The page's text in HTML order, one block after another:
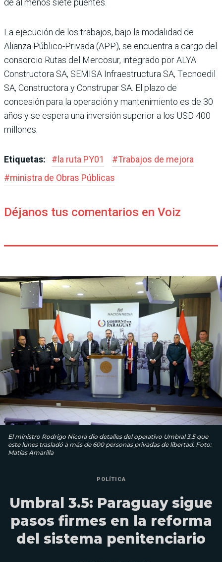
de al menos siete puentes.
La ejecución de los trabajos, bajo la modalidad de
Alianza Público-Privada (APP), se encuentra a cargo del
consor­cio Rutas del Mercosur, inte­grado por ALYA
Constructora SA, SEMISA Infraestructura SA, Tecnoedil
SA, Construc­tora y Construpar SA. El plazo de
concesión para la opera­ción y mantenimiento es de 30
años y se espera una inver­sión superior a los USD 400
millones.
Etiquetas: # la ruta PY01 #Trabajos de mejora
#ministra de Obras Públicas
Déjanos tus comentarios en Voiz
El ministro Rodrigo Nicora dio detalles del operativo Umbral 3.5 que
este lunes trasladó a más de 600 personas privadas de libertad. Foto:
Matías Amarilla
POLÍTICA
Umbral 3.5: Paraguay sigue
pasos firmes en la reforma
del sistema penitenciario